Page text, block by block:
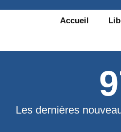
Accueil
Les dernières